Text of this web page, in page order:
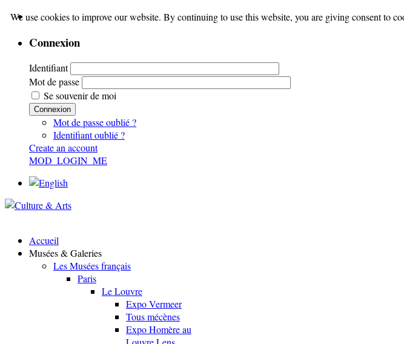
Connexion
Identifiant
Mot de passe
Se souvenir de moi
Connexion
Mot de passe oublié ?
Identifiant oublié ?
Create an account
MOD_LOGIN_ME
Accueil
Musées & Galeries
Les Musées français
Paris
Le Louvre
Expo Vermeer
Tous mécènes
Expo Homère au
We use cookies to improve our website. By continuing to use this website, you are giving consent to